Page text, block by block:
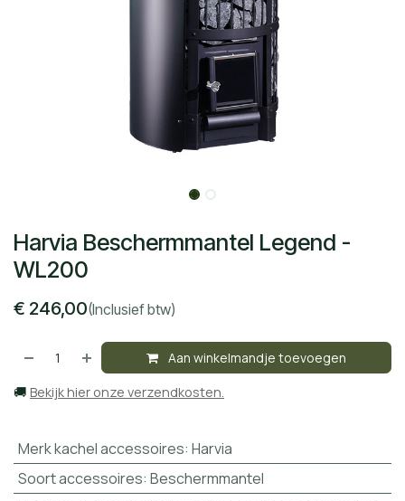
Harvia Beschermmantel Legend -
WL200
€ 246,00(Inclusief btw)
Aan winkelmandje toevoegen
🚚 Bekijk hier onze verzendkosten.
Merk kachel accessoires: Harvia
Soort accessoires: Beschermmantel